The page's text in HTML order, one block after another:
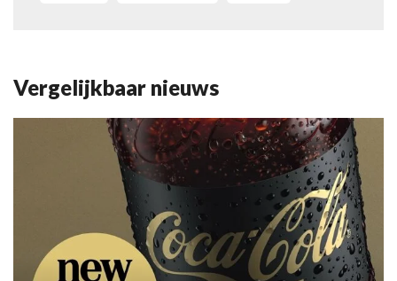
Vergelijkbaar nieuws